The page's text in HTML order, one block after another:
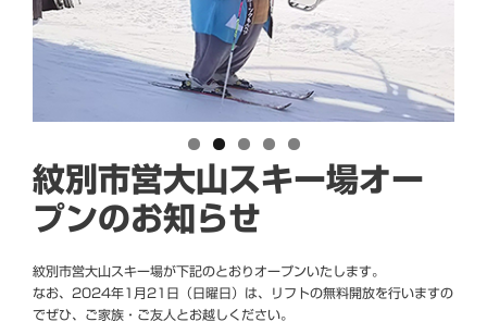
紋別市営大山スキー場オー
プンのお知らせ
紋別市営大山スキー場が下記のとおりオープンいたします。
なお、2024年1月21日（日曜日）は、リフトの無料開放を行いますの
でぜひ、ご家族・ご友人とお越しください。